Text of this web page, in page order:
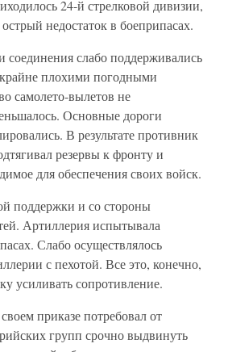
24-й стрелковой дивизии,
недостаток в боеприпасах.
соединения слабо поддерживались
плохими погодными
самолето-вылетов не
Основные дороги
В результате противник
резервы к фронту и
для обеспечения своих войск.
поддержки и со стороны
Артиллерия испытывала
Слабо осуществлялось
с пехотой. Все это, конечно,
усиливать сопротивление.
приказе потребовал от
групп срочно выдвинуть